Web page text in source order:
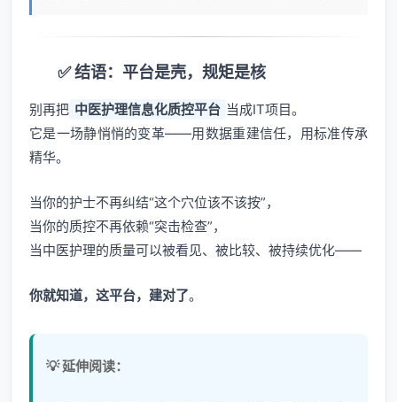
✅ 结语：平台是壳，规矩是核
别再把 中医护理信息化质控平台 当成IT项目。
它是一场静悄悄的变革——用数据重建信任，用标准传承
精华。
当你的护士不再纠结“这个穴位该不该按”，
当你的质控不再依赖“突击检查”，
当中医护理的质量可以被看见、被比较、被持续优化——
你就知道，这平台，建对了。
💡 延伸阅读：